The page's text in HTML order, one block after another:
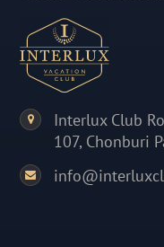
Interlux Club
107, Chonburi